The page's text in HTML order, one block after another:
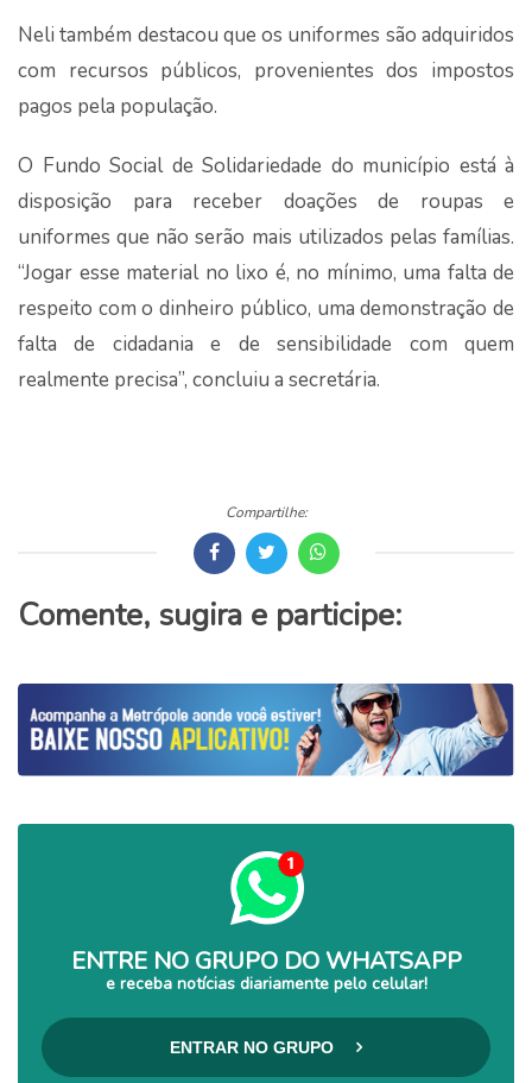
Neli também destacou que os uniformes são adquiridos
com recursos públicos, provenientes dos impostos
pagos pela população.
O Fundo Social de Solidariedade do município está à
disposição para receber doações de roupas e
uniformes que não serão mais utilizados pelas famílias.
“Jogar esse material no lixo é, no mínimo, uma falta de
respeito com o dinheiro público, uma demonstração de
falta de cidadania e de sensibilidade com quem
realmente precisa”, concluiu a secretária.
Compartilhe:
Comente, sugira e participe:
ENTRE NO GRUPO DO WHATSAPP
e receba notícias diariamente pelo celular!
ENTRAR NO GRUPO